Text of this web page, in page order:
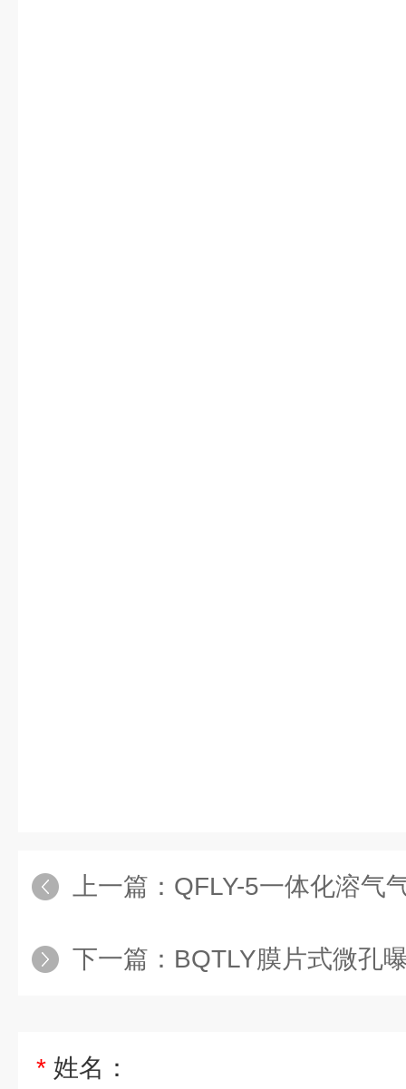
上一篇： QFLY-5一体化溶气
下一篇： BQTLY膜片式微孔
* 姓名：